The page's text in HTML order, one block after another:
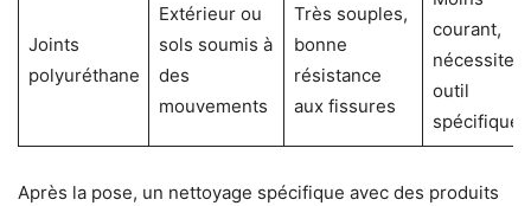
Joints
polyuréthane
Extérieur ou
sols soumis à
des
mouvements
Très souples,
bonne
résistance
aux fissures
courant,
nécessite
outil
spécifique
Après la pose, un nettoyage spécifique avec des produits